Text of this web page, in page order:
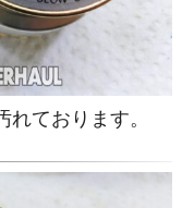
ております。